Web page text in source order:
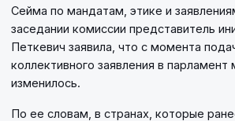
Сейма по мандатам, этике и
заседании комиссии представитель
Петкевич заявила, что с момента
коллективного заявления в парламент
изменилось.
По ее словам, в странах, которые